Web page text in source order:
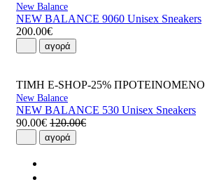
New Balance
NEW BALANCE 9060 Unisex Sneakers
200.00€
αγορά
ΤΙΜΗ E-SHOP-25% ΠΡΟΤΕΙΝΟΜΕΝΟ
New Balance
NEW BALANCE 530 Unisex Sneakers
90.00€ 120.00€
αγορά